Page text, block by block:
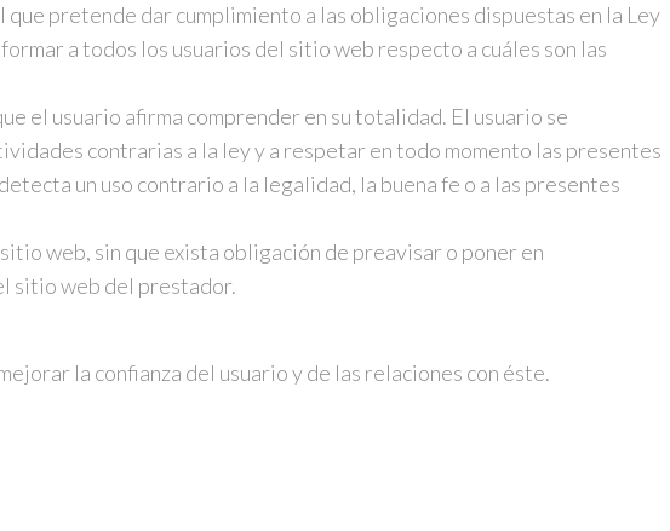
pretende dar cumplimiento a las obligaciones dispuestas en la Ley
a todos los usuarios del sitio web respecto a cuáles son las
el usuario afirma comprender en su totalidad. El usuario se
contrarias a la ley y a respetar en todo momento las presentes
un uso contrario a la legalidad, la buena fe o a las presentes
web, sin que exista obligación de preavisar o poner en
sitio web del prestador.
la confianza del usuario y de las relaciones con éste.